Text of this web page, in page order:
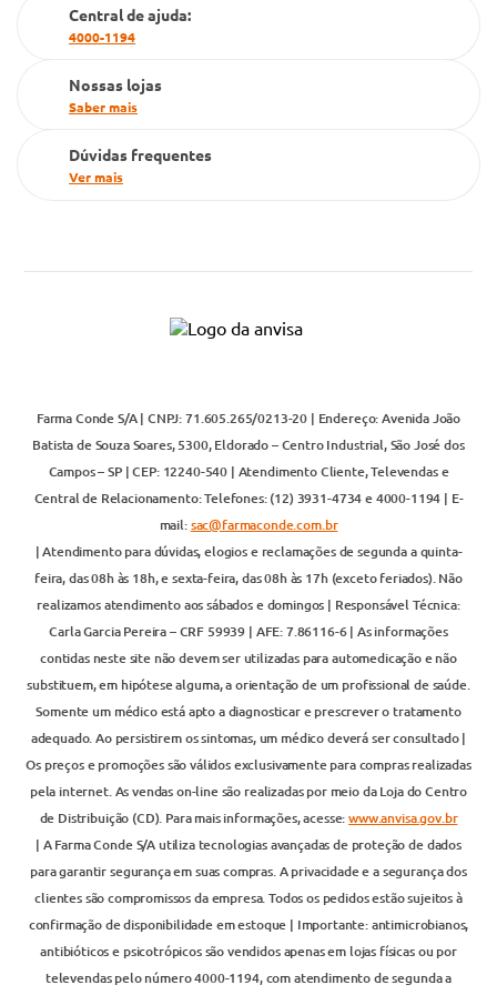
Cartão Grupo Conde
Televendas
Central de ajuda:
4000-1194
Nossas lojas
Saber mais
Dúvidas frequentes
Ver mais
Farma Conde S/A | CNPJ: 71.605.265/0213-20 | Endereço: Avenida João
Batista de Souza Soares, 5300, Eldorado – Centro Industrial, São José dos
Campos – SP | CEP: 12240-540 | Atendimento Cliente, Televendas e
Central de Relacionamento: Telefones: (12) 3931-4734 e 4000-1194 | E-
mail:sac@farmaconde.com.br
| Atendimento para dúvidas, elogios e reclamações de segunda a quinta-
feira, das 08h às 18h, e sexta-feira, das 08h às 17h (exceto feriados). Não
realizamos atendimento aos sábados e domingos | Responsável Técnica:
Carla Garcia Pereira – CRF 59939 | AFE: 7.86116-6 | As informações
contidas neste site não devem ser utilizadas para automedicação e não
substituem, em hipótese alguma, a orientação de um profissional de saúde.
Somente um médico está apto a diagnosticar e prescrever o tratamento
adequado. Ao persistirem os sintomas, um médico deverá ser consultado |
Os preços e promoções são válidos exclusivamente para compras realizadas
pela internet. As vendas on-line são realizadas por meio da Loja do Centro
de Distribuição (CD). Para mais informações, acesse:www.anvisa.gov.br
| A Farma Conde S/A utiliza tecnologias avançadas de proteção de dados
para garantir segurança em suas compras. A privacidade e a segurança dos
clientes são compromissos da empresa. Todos os pedidos estão sujeitos à
confirmação de disponibilidade em estoque | Importante: antimicrobianos,
antibióticos e psicotrópicos são vendidos apenas em lojas físicas ou por
televendas pelo número 4000-1194, com atendimento de segunda a